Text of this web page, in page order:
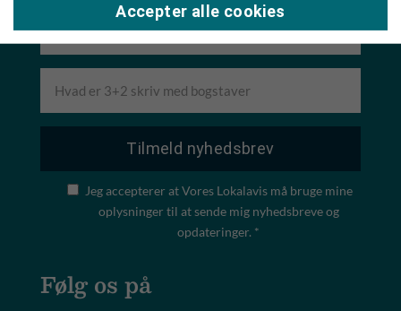
Jeg accepterer at Vores Lokalavis må bruge mine
oplysninger til at sende mig nyhedsbreve og
opdateringer. *
Følg os på
Accepter alle cookies